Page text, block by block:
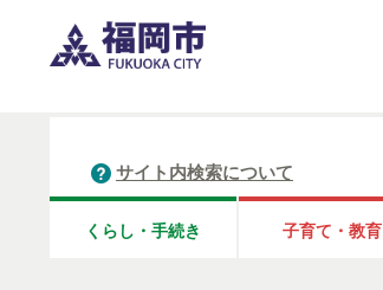
サイト内検索について
くらし・手続き 子育て・教育